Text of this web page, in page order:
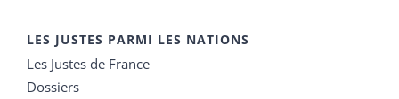
LES JUSTES PARMI LES NATIONS
Les Justes de France
Dossiers